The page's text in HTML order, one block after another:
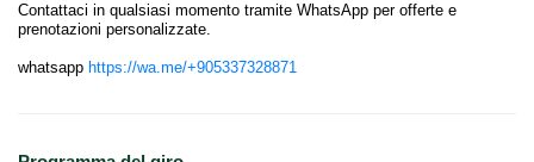
Contattaci in qualsiasi momento tramite WhatsApp per offerte e
prenotazioni personalizzate.
whatsapp https://wa.me/+905337328871